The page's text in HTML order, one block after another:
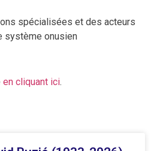
spécialisées et des acteurs
système onusien
en cliquant ici.